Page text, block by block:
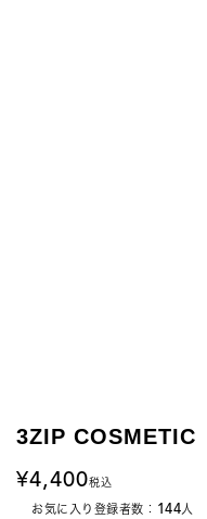
3ZIP COSMETIC
4,400税込
お気に入り登録者数： 144人